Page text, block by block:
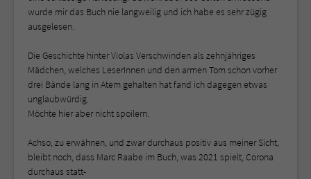
wurde mir das Buch nie langweilig und ich habe es sehr zügig
ausgelesen.
Die Geschichte hinter Violas Verschwinden als zehnjähriges
Mädchen, welches LeserInnen und den armen Tom schon vorher
drei Bände lang in Atem gehalten hat fand ich dagegen etwas
unglaubwürdig.
Möchte hier aber nicht spoilern.
Achso, zu erwähnen, und zwar durchaus positiv aus meiner Sicht,
bleibt noch, dass Marc Raabe im Buch, was 2021 spielt, Corona
durchaus statt-